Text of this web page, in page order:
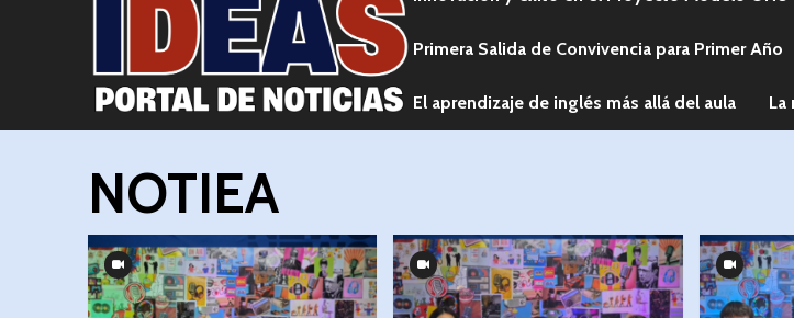
Primera Salida de Convivencia para Primer Año
El aprendizaje de inglés más allá del aula La
NOTIEA